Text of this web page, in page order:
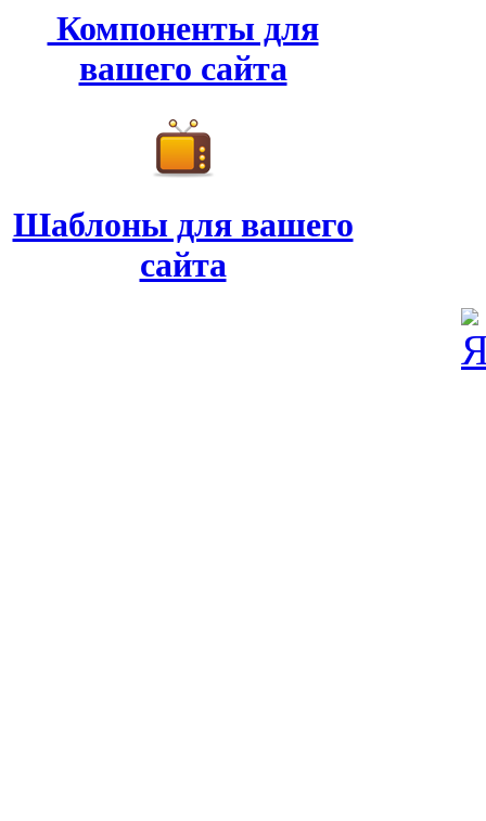
Компоненты для
вашего сайта
Шаблоны для вашего
сайта